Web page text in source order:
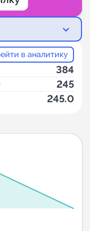
в аналитику
384
245
245.0